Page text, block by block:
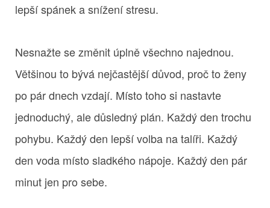
lepší spánek a snížení stresu.
Nesnažte se změnit úplně všechno najednou.
Většinou to bývá nejčastější důvod, proč to ženy
po pár dnech vzdají. Místo toho si nastavte
jednoduchý, ale důsledný plán. Každý den trochu
pohybu. Každý den lepší volba na talíři. Každý
den voda místo sladkého nápoje. Každý den pár
minut jen pro sebe.